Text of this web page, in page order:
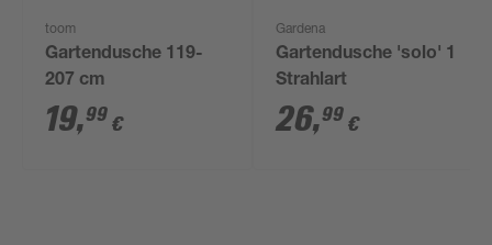
toom
Gartendusche 119-
207 cm
19,99 €
Gardena
Gartendusche 'solo' 1
Strahlart
26,99 €